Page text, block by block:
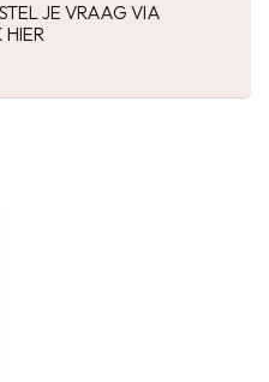
JE VRAAG VIA
HIER